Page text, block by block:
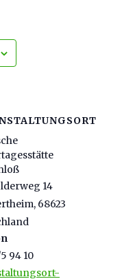
14
, 68623
94 10